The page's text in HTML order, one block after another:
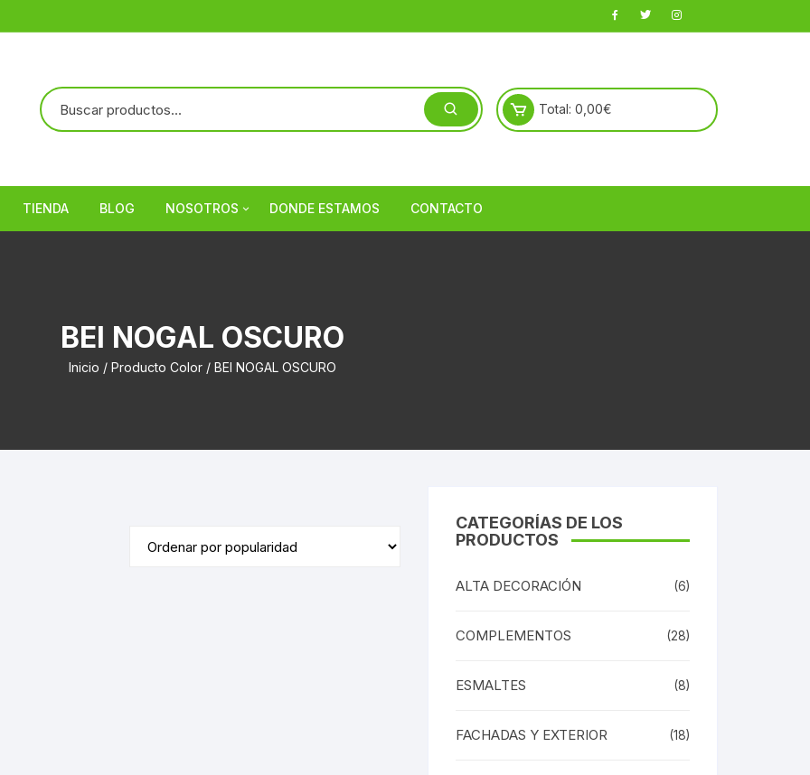
Total: 0,00€
TIENDA BLOG NOSOTROS DONDE ESTAMOS CONTACTO
BEI NOGAL OSCURO
Inicio / Producto Color / BEI NOGAL OSCURO
CATEGORÍAS DE LOS
PRODUCTOS
ALTA DECORACIÓN (6)
COMPLEMENTOS (28)
ESMALTES (8)
FACHADAS Y EXTERIOR (18)